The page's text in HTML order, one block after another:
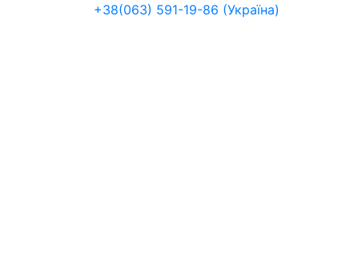
+38(063) 591-19-86 (Україна)